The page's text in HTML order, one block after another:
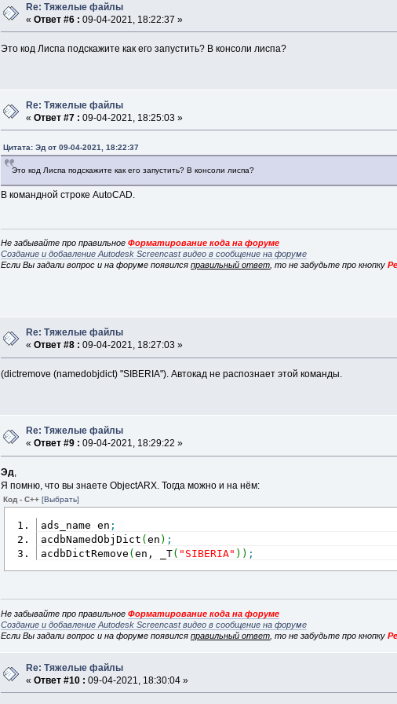
Re: Тяжелые файлы
«Ответ #6 : 09-04-2021, 18:22:37 »
Это код Лиспа подскажите как его запустить? В консоли лиспа?
Re: Тяжелые файлы
«Ответ #7 : 09-04-2021, 18:25:03 »
Цитата: Эд от 09-04-2021, 18:22:37
Это код Лиспа подскажите как его запустить? В консоли лиспа?
В командной строке AutoCAD.
Не забывайте про правильноеФорматирование кода на форуме
Создание и добавление Autodesk Screencast видео в сообщение на форуме
Если Вы задали вопрос и на форуме появилсяправильный ответ , то не забудьте про кнопку
Re: Тяжелые файлы
«Ответ #8 : 09-04-2021, 18:27:03 »
(dictremove (namedobjdict) "SIBERIA"). Автокад не распознает этой команды.
Re: Тяжелые файлы
«Ответ #9 : 09-04-2021, 18:29:22 »
Эд,
Я помню, что вы знаете ObjectARX. Тогда можно и на нём:
Код - C++[Выбрать]
ads_name en ;
acdbNamedObjDict (en ) ;
acdbDictRemove (en, _T( "SIBERIA" ) ) ;
Не забывайте про правильноеФорматирование кода на форуме
Создание и добавление Autodesk Screencast видео в сообщение на форуме
Если Вы задали вопрос и на форуме появилсяправильный ответ , то не забудьте про кнопку
Re: Тяжелые файлы
«Ответ #10 : 09-04-2021, 18:30:04 »